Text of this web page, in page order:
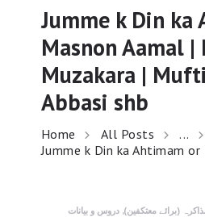
Jumme k Din ka
Masnon Aamal |
Muzakara |
Abbasi shb
Home All Posts
...
Jumme k Din ka Ahtimam or
قرآن کریم
عوامی تربیتی
(بزم طلبہ (تقاریر
انجمن
اختتامی تقریب
GALLERY
(برائے معتکفین), دروس و بیانات